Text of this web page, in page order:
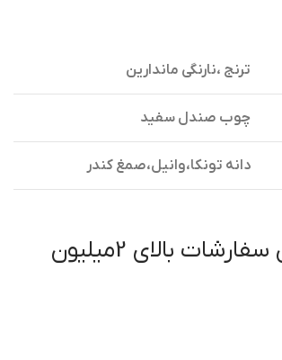
ترنج ،نارنگی ماندارین
چوب صندل سفید
دانه تونکا،وانیل،صمغ کندر
ارسال رایگان سفارشات بالای 2میلیون